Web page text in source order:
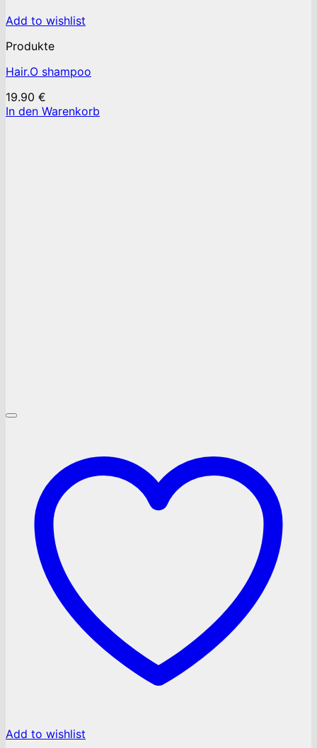
Add to wishlist
Produkte
Hair.O shampoo
19.90 €
In den Warenkorb
Add to wishlist